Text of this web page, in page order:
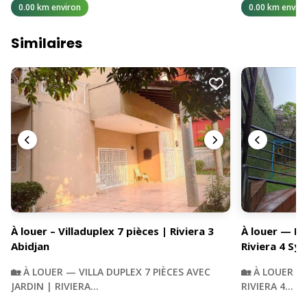
0.00 km environ 0.00 km
Similaires
À louer – Villaduplex 7 pièces | Riviera 3
Abidjan
🏡 À LOUER — VILLA DUPLEX 7 PIÈCES AVEC
JARDIN | RIVIERA…
À louer —
Riviera 4
🏡 À LOUER —
RIVIERA 4…